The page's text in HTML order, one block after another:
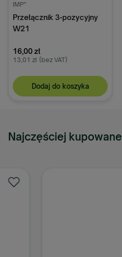
IMP"
Przełącznik 3-pozycyjny
W21
16,00 zł
13,01 zł (bez VAT)
Dodaj do koszyka
Najczęściej kupowane